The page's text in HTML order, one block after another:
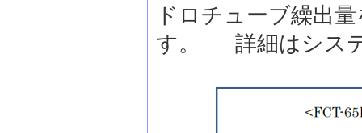
ドロチューブ繰出
す。 詳細はシステ